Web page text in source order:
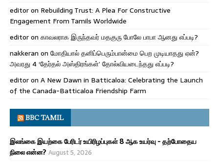
editoron Rebuilding Trust: A Plea For Constructive
Engagement From Tamils Worldwide
editoron காவலராக இருந்தவர் மதகுரு போலே பாபா ஆனது எப்படி?
nakkeran on மோதியால் தனிப்பெரும்பான்மை பெற முடியாதது ஏன்?
அவரது 4 ‘தேர்தல் அஸ்திரங்கள்’ தோல்வியடைந்தது எப்படி?
editoron A New Dawn in Batticaloa: Celebrating the Launch
of the Canada-Batticaloa Friendship Farm
BBC TAMIL
இலங்கை இயற்கை பேரிடர் உயிரிழப்புகள் 8 ஆக உயர்வு - தற்போதைய
நிலை என்ன? August 5, 2026